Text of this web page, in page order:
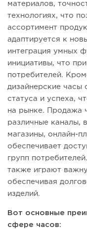
материалов,
технологиях, что
ассортимент
адаптируется к
интеграция умных
инициативы, что
потребителей.
дизайнерские часы
статуса и успеха,
на рынке. Продажа
различные каналы,
магазины, онлайн-
обеспечивает
групп
также играют
обеспечивая
изделий.
Вот основные
сфере часов: